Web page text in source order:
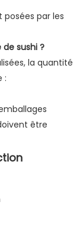
par les
sushi ?
la quantité
:
être